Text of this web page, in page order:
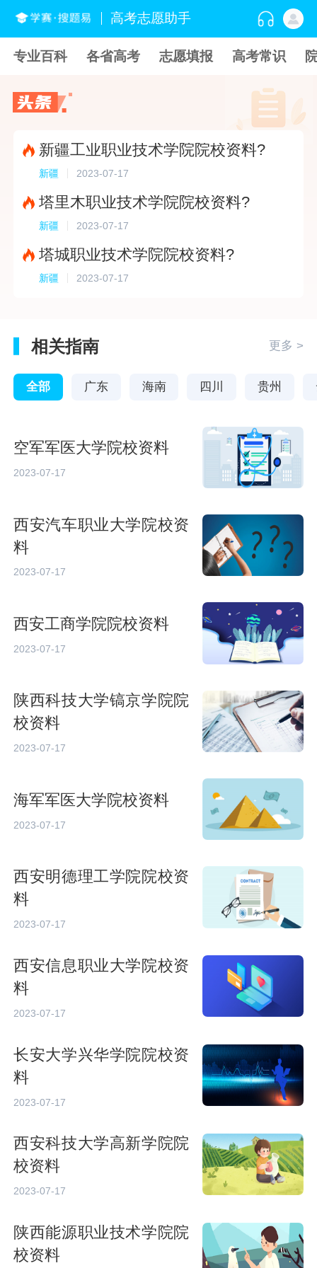
高考志愿助手
专业百科 各省高考 志愿填报 高考常识
新疆工业职业技术学院院校资料?
新疆 2023-07-17
塔里木职业技术学院院校资料?
新疆 2023-07-17
塔城职业技术学院院校资料?
新疆 2023-07-17
相关指南 更多 >
全部 广东 海南 四川 贵州
空军军医大学院校资料
2023-07-17
西安汽车职业大学院校资
料
2023-07-17
西安工商学院院校资料
2023-07-17
陕西科技大学镐京学院院
校资料
2023-07-17
海军军医大学院校资料
2023-07-17
西安明德理工学院院校资
料
2023-07-17
西安信息职业大学院校资
料
2023-07-17
长安大学兴华学院院校资
料
2023-07-17
西安科技大学高新学院院
校资料
2023-07-17
陕西能源职业技术学院院
校资料